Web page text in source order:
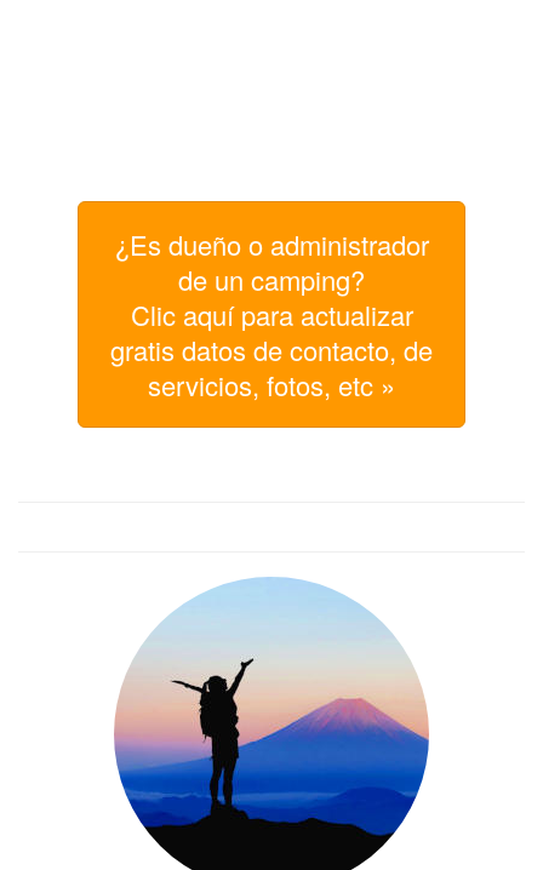
¿Es dueño o administrador
de un camping?
Clic aquí para actualizar
gratis datos de contacto, de
servicios, fotos, etc »